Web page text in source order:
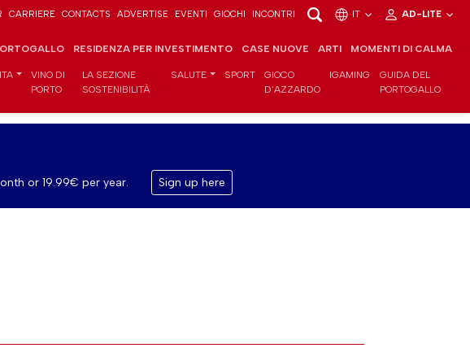
CARRIERE CONTACTS ADVERTISE EVENTI GIOCHI INCONTRI IT AD-LITE
RESIDENZA PER INVESTIMENTO CASE NUOVE ARTI MOMENTI DI CALMA
VINO DI
PORTO
LA SEZIONE
SOSTENIBILITÀ
SALUTE SPORT
GIOCO
D'AZZARDO
IGAMING
GUIDA DEL
PORTOGALLO
or 19.99€ per year. Sign up here